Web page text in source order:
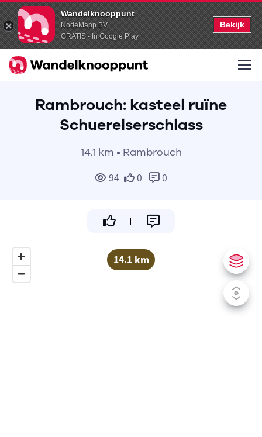
Wandelknooppunt
NodeMapp BV
GRATIS - In Google Play
Bekijk
Rambrouch: kasteel ruïne
Schuerelserschlass
14.1 km • Rambrouch
94 0 0
14.1 km